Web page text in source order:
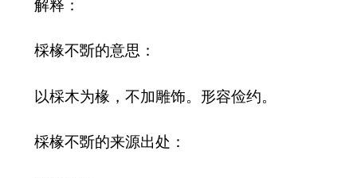
解释：
棌椽不斲的意思：
以棌木为椽，不加雕饰。形容俭约。
棌椽不斲的来源出处：